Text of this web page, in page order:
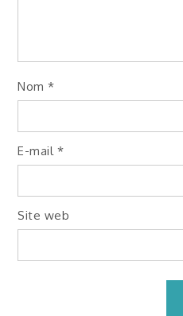
Nom*
E-mail *
Site web